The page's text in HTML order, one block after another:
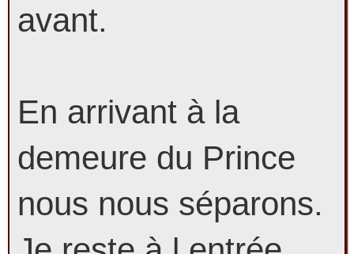
avant.
En arrivant à la
demeure du Prince
nous nous séparons.